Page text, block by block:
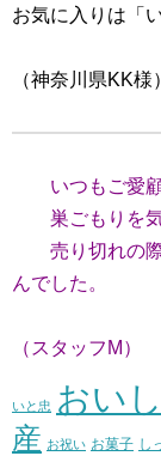
お気に入りは「
（神奈川県KK様）
いつもご愛
巣ごもりを気
売り切れの際
んでした。
（スタッフM）
いと忠 おい
産 お祝い お菓子 し